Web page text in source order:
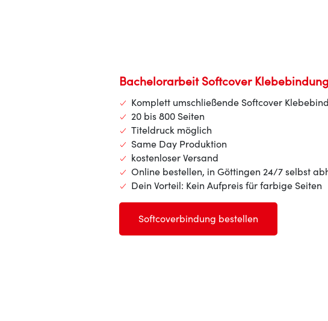
Bachelorarbeit Softcover Klebebindung
Komplett umschließende Softcover
20 bis 800 Seiten
Titeldruck möglich
Same Day Produktion
kostenloser Versand
Online bestellen, in Göttingen 24/7 selbst
Dein Vorteil: Kein Aufpreis für farbige Seiten
Softcoverbindung bestellen